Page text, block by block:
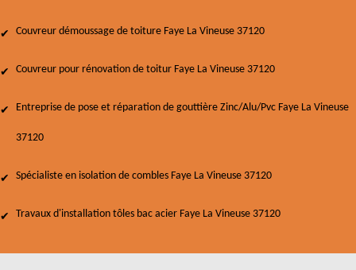
Couvreur démoussage de toiture Faye La Vineuse 37120
Couvreur pour rénovation de toitur Faye La Vineuse 37120
Entreprise de pose et réparation de gouttière Zinc/Alu/Pvc Faye La Vineuse
37120
Spécialiste en isolation de combles Faye La Vineuse 37120
Travaux d'installation tôles bac acier Faye La Vineuse 37120